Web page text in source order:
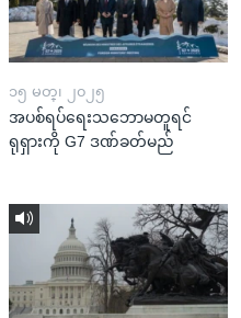
၁၅ မတ္၊ ၂၀၂၅
အပစ်ရပ်ရေးသဘောမတူရင်
ရုရှားကို G7 ဒဏ်ခတ်မည်